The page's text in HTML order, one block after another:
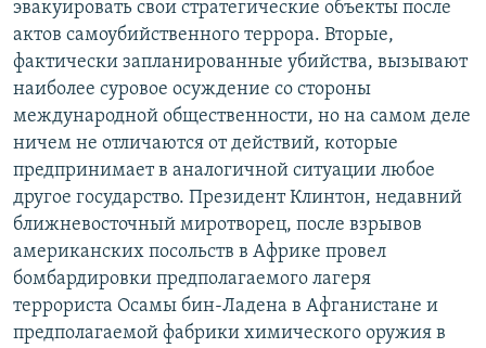
эвакуировать свои стратегические объекты после
актов самоубийственного террора. Вторые,
фактически запланированные убийства, вызывают
наиболее суровое осуждение со стороны
международной общественности, но на самом деле
ничем не отличаются от действий, которые
предпринимает в аналогичной ситуации любое
другое государство. Президент Клинтон, недавний
ближневосточный миротворец, после взрывов
американских посольств в Африке провел
бомбардировки предполагаемого лагеря
террориста Осамы бин-Ладена в Афганистане и
предполагаемой фабрики химического оружия в